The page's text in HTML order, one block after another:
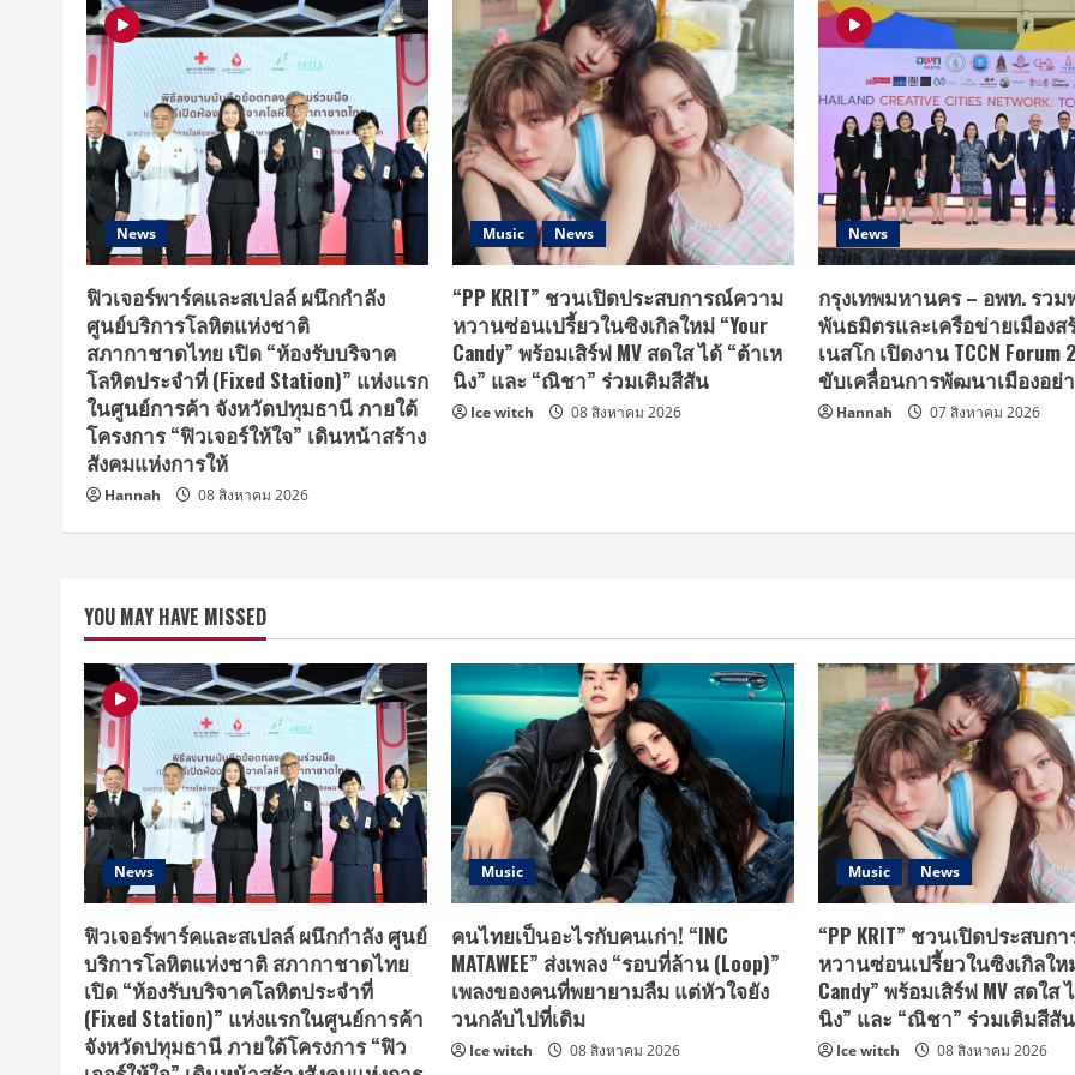
News
ฟิวเจอร์พาร์คและสเปลล์ ผนึกกำลัง
ศูนย์บริการโลหิตแห่งชาติ
สภากาชาดไทย เปิด “ห้องรับบริจาค
โลหิตประจำที่ (Fixed Station)” แห่งแรก
ในศูนย์การค้า จังหวัดปทุมธานี ภายใต้
โครงการ “ฟิวเจอร์ให้ใจ” เดินหน้าสร้าง
สังคมแห่งการให้
Hannah 08 สิงหาคม 2026
Music News
“PP KRIT” ชวนเปิดประสบการณ์ความ
หวานซ่อนเปรี้ยวในซิงเกิลใหม่ “Your
Candy” พร้อมเสิร์ฟ MV สดใส ได้ “ต้าเห
นิง” และ “ณิชา” ร่วมเติมสีสัน
Ice witch 08 สิงหาคม 2026
News
กรุงเทพมหานคร – อพท. รวม
พันธมิตรและเครือข่ายเมืองส
เนสโก เปิดงาน TCCN Forum
ขับเคลื่อนการพัฒนาเมืองอย่
Hannah 07 สิงหาคม 2026
YOU MAY HAVE MISSED
News
ฟิวเจอร์พาร์คและสเปลล์ ผนึกกำลัง ศูนย์
บริการโลหิตแห่งชาติ สภากาชาดไทย
เปิด “ห้องรับบริจาคโลหิตประจำที่
(Fixed Station)” แห่งแรกในศูนย์การค้า
จังหวัดปทุมธานี ภายใต้โครงการ “ฟิว
Music
คนไทยเป็นอะไรกับคนเก่า! “INC
MATAWEE” ส่งเพลง “รอบที่ล้าน (Loop)”
เพลงของคนที่พยายามลืม แต่หัวใจยัง
วนกลับไปที่เดิม
Ice witch 08 สิงหาคม 2026
Music News
“PP KRIT” ชวนเปิดประสบ
หวานซ่อนเปรี้ยวในซิงเกิลให
Candy” พร้อมเสิร์ฟ MV สดใส
นิง” และ “ณิชา” ร่วมเติมสีสัน
Ice witch 08 สิงหาคม 2026